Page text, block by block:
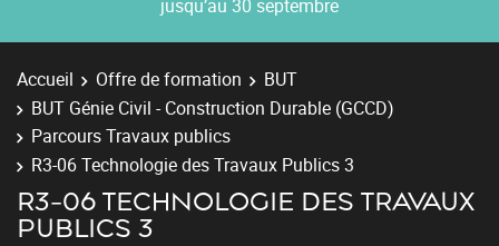
jusqu’au 30 septembre
Accueil Offre de formation
BUT
BUT Génie Civil - Construction Durable (GCCD)
Parcours Travaux publics
R3-06 Technologie des Travaux Publics 3
R3-06 TECHNOLOGIE DES TRAVAUX
PUBLICS 3